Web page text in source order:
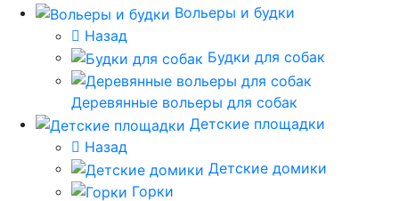
Вольеры и будки
Назад
Будки для собак
Деревянные вольеры для собак
Детские площадки
Назад
Детские домики
Горки